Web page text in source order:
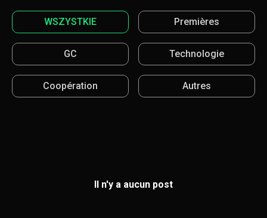
WSZYSTKIE Premières
GC Technologie
Coopération Autres
Il n'y a aucun post